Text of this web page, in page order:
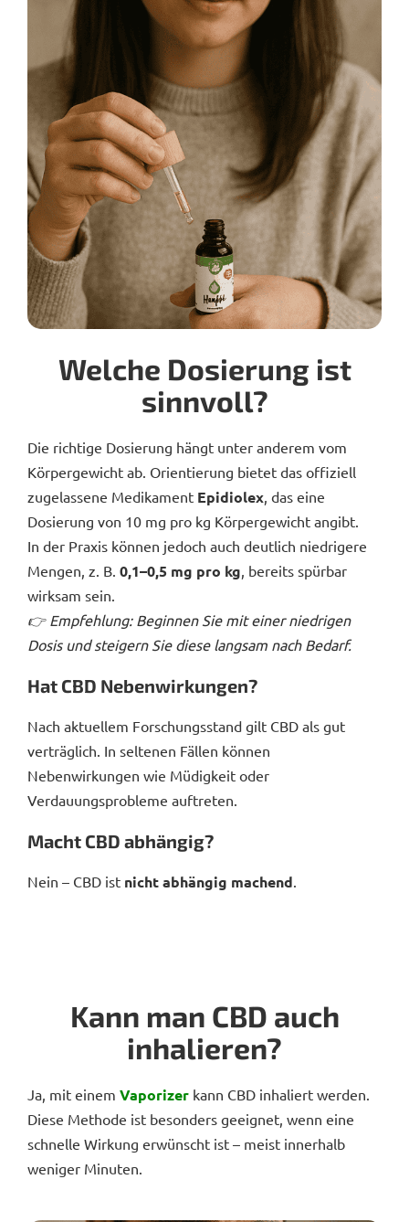
Welche Dosierung ist
sinnvoll?
Die richtige Dosierung hängt unter anderem vom
Körpergewicht ab. Orientierung bietet das offiziell
zugelassene Medikament Epidiolex , das eine
Dosierung von 10 mg pro kg Körpergewicht angibt.
In der Praxis können jedoch auch deutlich niedrigere
Mengen, z. B. 0,1–0,5 mg pro kg , bereits spürbar
wirksam sein.
👉 Empfehlung: Beginnen Sie mit einer niedrigen
Dosis und steigern Sie diese langsam nach Bedarf.
Hat CBD Nebenwirkungen?
Nach aktuellem Forschungsstand gilt CBD als gut
verträglich. In seltenen Fällen können
Nebenwirkungen wie Müdigkeit oder
Verdauungsprobleme auftreten.
Macht CBD abhängig?
Nein – CBD ist nicht abhängig machend
Kann man CBD auch
inhalieren?
Ja, mit einem Vaporizer kann CBD inhaliert werden.
Diese Methode ist besonders geeignet, wenn eine
schnelle Wirkung erwünscht ist – meist innerhalb
weniger Minuten.